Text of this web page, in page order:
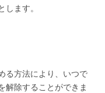
ます。
る方法により、いつで
解除することができま